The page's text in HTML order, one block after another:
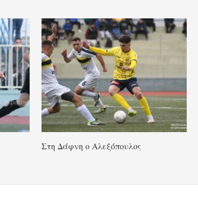
Στη Δάφνη ο Αλεξόπουλος